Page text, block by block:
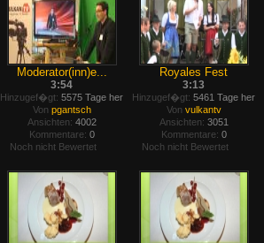
Moderator(inn)e...
3:54
Hinzugef�gt: 5575 Tage her
Von pgantsch
Ansichten: 4002
Kommentare: 0
Noch nicht Bewertet
Royales Fest
3:13
Hinzugef�gt: 5461 Tage her
Von vulkantv
Ansichten: 3051
Kommentare: 0
Noch nicht Bewertet